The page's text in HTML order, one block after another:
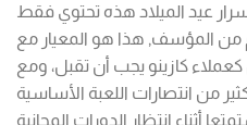
عيد الميلاد هذه تحتوي فقط
من المؤسف, هذا هو المعيار مع
كازينو يجب أن تقبل، ومع
من انتصارات اللعبة الأساسية